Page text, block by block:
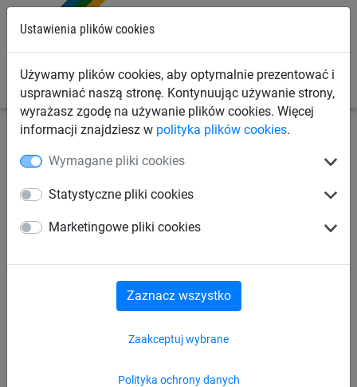
Ustawienia plików cookies
Używamy plików cookies, aby optymalnie prezentować i
usprawniać naszą stronę. Kontynuując używanie strony,
wyrażasz zgodę na używanie plików cookies. Więcej
informacji znajdziesz w polityka plików cookies.
Wymagane pliki cookies
Statystyczne pliki cookies
Marketingowe pliki cookies
Polityka ochrony danych
Zaakceptuj wybrane
Zaznacz wszystko
oddzielające korty tenisowe
Siatka oddzielająca korty,
trudnopalna (40 x 3 m)